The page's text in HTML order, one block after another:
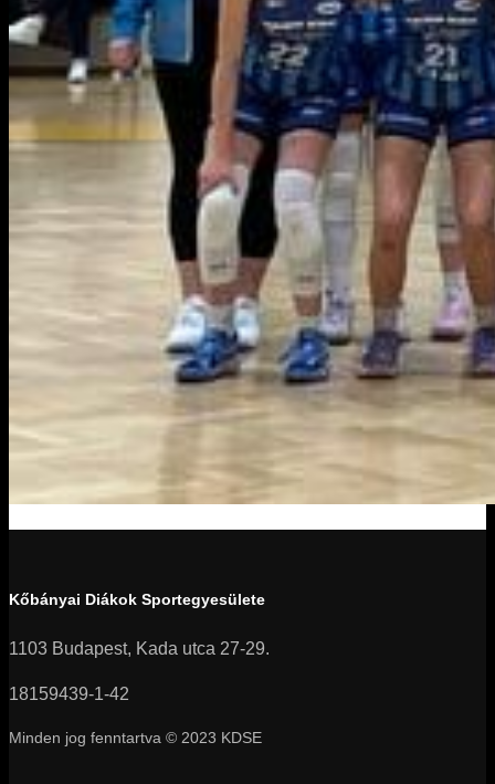
Kőbányai Diákok Sportegyesülete
1103 Budapest, Kada utca 27-29.
18159439-1-42
Minden jog fenntartva © 2023 KDSE